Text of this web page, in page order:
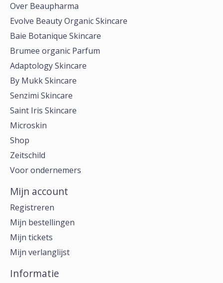
Over Beaupharma
Evolve Beauty Organic Skincare
Baie Botanique Skincare
Brumee organic Parfum
Adaptology Skincare
By Mukk Skincare
Senzimi Skincare
Saint Iris Skincare
Microskin
Shop
Zeitschild
Voor ondernemers
Mijn account
Registreren
Mijn bestellingen
Mijn tickets
Mijn verlanglijst
Informatie